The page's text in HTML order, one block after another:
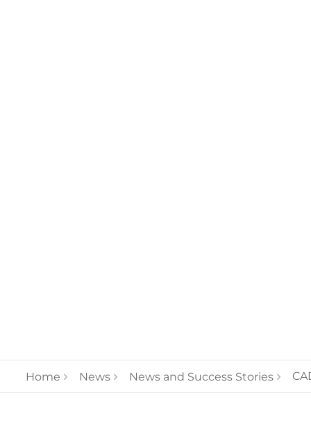
Home News News and Success Stories